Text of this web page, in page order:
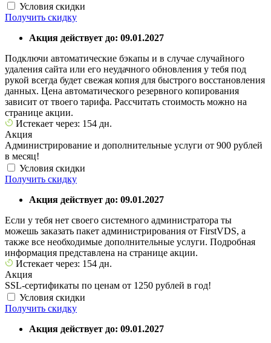
Условия скидки
Получить скидку
Акция действует до: 09.01.2027
Подключи автоматические бэкапы и в случае случайного
удаления сайта или его неудачного обновления у тебя под
рукой всегда будет свежая копия для быстрого восстановления
данных. Цена автоматического резервного копирования
зависит от твоего тарифа. Рассчитать стоимость можно на
странице акции.
Истекает через: 154 дн.
Акция
Администрирование и дополнительные услуги от 900 рублей
в месяц!
Условия скидки
Получить скидку
Акция действует до: 09.01.2027
Если у тебя нет своего системного администратора ты
можешь заказать пакет администрирования от FirstVDS, а
также все необходимые дополнительные услуги. Подробная
информация представлена на странице акции.
Истекает через: 154 дн.
Акция
SSL-сертификаты по ценам от 1250 рублей в год!
Условия скидки
Получить скидку
Акция действует до: 09.01.2027